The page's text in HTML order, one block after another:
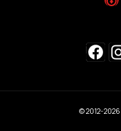
© 2012-2026